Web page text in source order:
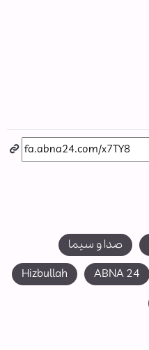
صدا و سیما
ABNA 24
Hizbullah